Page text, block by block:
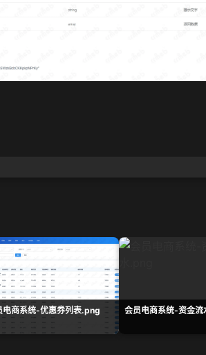
电商系统-优惠券列表.png 会员电商系统-资金